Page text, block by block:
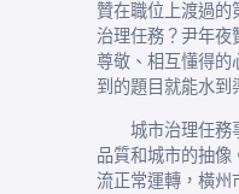
贊在職位上渡過的
治理任務？尹年夜
尊敬、相互懂得的
到的題目就能水到
城市治理任務
品質和城市的抽像
流正常運轉，橫州